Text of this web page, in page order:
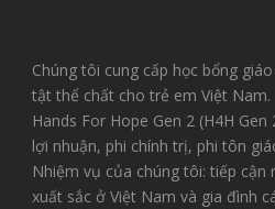
Chúng tôi cung cấp học bổng
tật thể chất cho trẻ em Việt Nam.
Hands For Hope Gen 2 (H4H
lợi nhuận, phi chính trị, phi tôn
Nhiệm vụ của chúng tôi: tiếp cận
xuất sắc ở Việt Nam và gia đình